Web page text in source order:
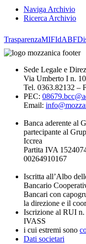
Naviga Archivio
Ricerca Archivio
TrasparenzaMIFIdABF
Sede Legale e
Via Umberto I n.
Tel. 0363.82132 –
PEC:
Email:
Banca aderente al
partecipante al
Iccrea
Partita IVA
00264910167
Iscritta all’Albo
Bancario
Bancari con
la direzione e il
Iscrizione al RUI n.
IVASS
i cui estremi sono
Dati societari